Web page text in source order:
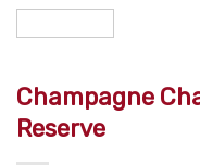
Champagne
Reserve